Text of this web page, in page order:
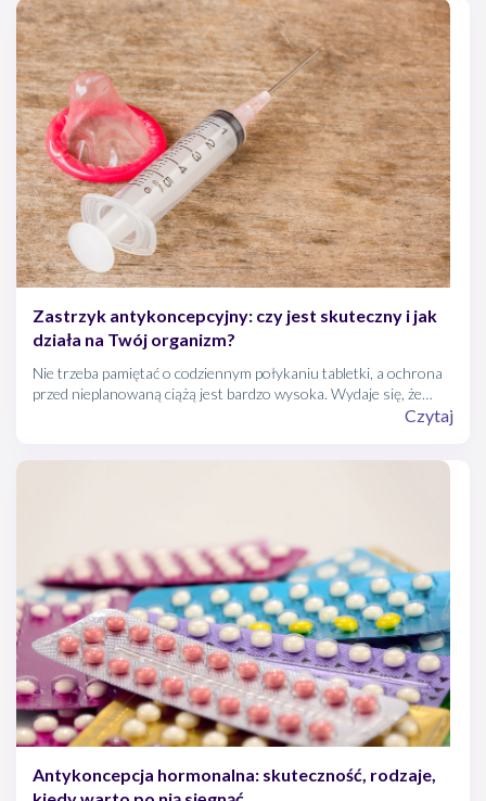
Zastrzyk antykoncepcyjny: czy jest skuteczny i jak
działa na Twój organizm?
Nie trzeba pamiętać o codziennym połykaniu tabletki, a ochrona
przed nieplanowaną ciążą jest bardzo wysoka. Wydaje się, że
zastrzyki hormonalne mają same zalety. Tak niestety nie jest,Czytaj
Antykoncepcja hormonalna: skuteczność, rodzaje,